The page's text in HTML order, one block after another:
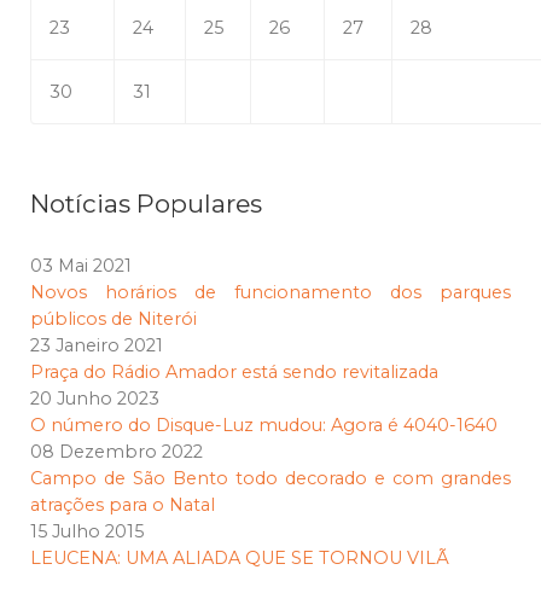
23 24 25 26 27 28
30 31
Notícias Populares
03 Mai 2021
Novos horários de funcionamento dos parques
públicos de Niterói
23 Janeiro 2021
Praça do Rádio Amador está sendo revitalizada
20 Junho 2023
O número do Disque-Luz mudou: Agora é 4040-1640
08 Dezembro 2022
Campo de São Bento todo decorado e com grandes
atrações para o Natal
15 Julho 2015
LEUCENA: UMA ALIADA QUE SE TORNOU VILÃ